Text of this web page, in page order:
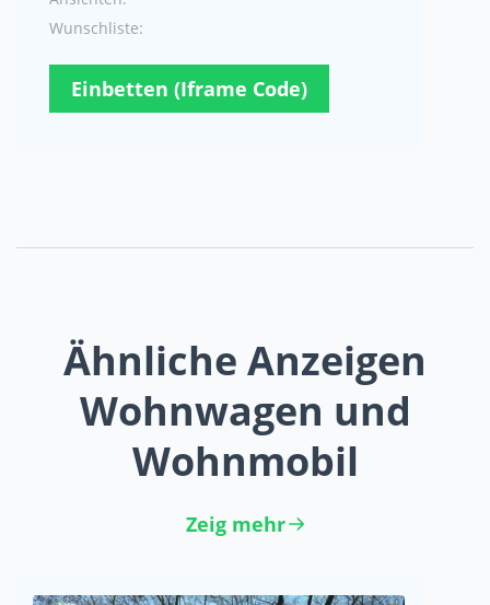
Wunschliste:
Einbetten (Iframe Code)
Ähnliche Anzeigen
Wohnwagen und
Wohnmobil
Zeig mehr